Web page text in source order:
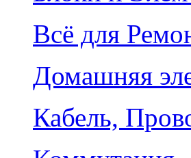
Всё для
Домашняя
Кабель,